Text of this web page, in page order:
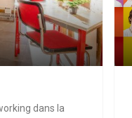
dans la